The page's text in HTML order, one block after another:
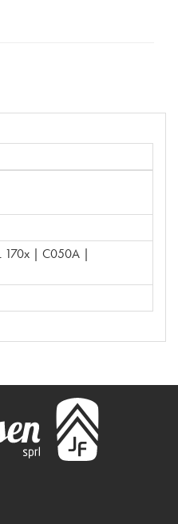
170x | C050A |